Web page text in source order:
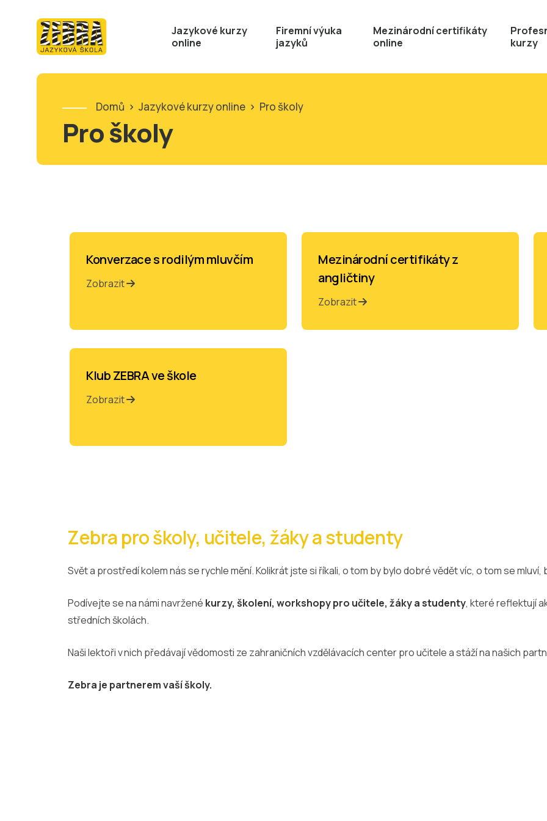
Jazykové kurzy
online
Firemní výuka
jazyků
Mezinárodní certifikáty
online
kurzy
Domů > Jazykové kurzy online > Pro školy
Pro školy
Konverzace s rodilým mluvčím
Zobrazit
Mezinárodní certifikáty z
angličtiny
Zobrazit
Klub ZEBRA ve škole
Zobrazit
Zebra pro školy, učitele, žáky a studenty
Svět a prostředí kolem nás se rychle mění. Kolikrát jste si říkali, o tom by bylo dobré vědět víc, o tom se
Podívejte se na námi navržené kurzy, školení, workshopy pro učitele, žáky a studenty, které reflektují
středních školách.
Naši lektoři v nich předávají vědomosti ze zahraničních vzdělávacích center pro učitele a stáží na našich
Zebra je partnerem vaší školy.